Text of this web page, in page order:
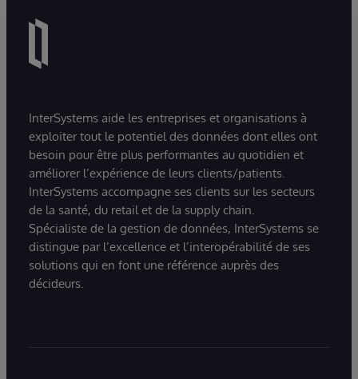
InterSystems aide les entreprises et organisations à
exploiter tout le potentiel des données dont elles ont
besoin pour être plus performantes au quotidien et
améliorer l’expérience de leurs clients/patients.
InterSystems accompagne ses clients sur les secteurs
de la santé, du retail et de la supply chain.
Spécialiste de la gestion de données, InterSystems se
distingue par l’excellence et l’interopérabilité de ses
solutions qui en font une référence auprès des
décideurs.